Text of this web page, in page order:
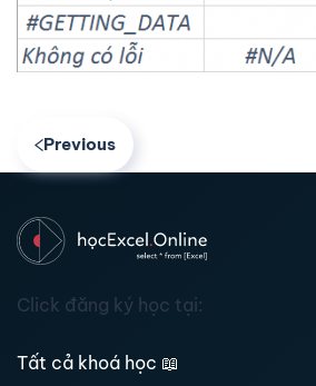
Previous
Click đăng ký học tại:
Tất cả khoá học 📖